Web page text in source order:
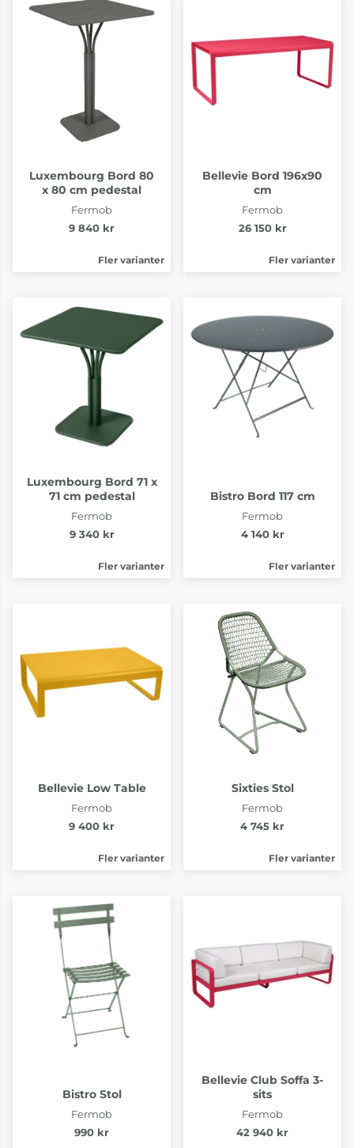
Luxembourg Bord 80
x 80 cm pedestal
Fermob
9 840 kr
Fler varianter
Bellevie Bord 196x90
cm
Fermob
26 150 kr
Fler varianter
Luxembourg Bord 71 x
71 cm pedestal
Fermob
9 340 kr
Fler varianter
Bistro Bord 117 cm
Fermob
4 140 kr
Fler varianter
Bellevie Low Table
Fermob
9 400 kr
Fler varianter
Sixties Stol
Fermob
4 745 kr
Fler varianter
Bistro Stol
Fermob
990 kr
Bellevie Club Soffa 3-
sits
Fermob
42 940 kr